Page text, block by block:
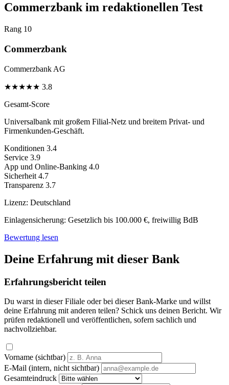
Commerzbank im redaktionellen Test
Rang 10
Commerzbank
Commerzbank AG
★★★★★ 3.8
Gesamt-Score
Universalbank mit großem Filial-Netz und breitem Privat- und
Firmenkunden-Geschäft.
Konditionen 3.4
Service 3.9
App und Online-Banking 4.0
Sicherheit 4.7
Transparenz 3.7
Lizenz: Deutschland
Einlagensicherung: Gesetzlich bis 100.000 €, freiwillig BdB
Bewertung lesen
Deine Erfahrung mit dieser Bank
Erfahrungsbericht teilen
Du warst in dieser Filiale oder bei dieser Bank-Marke und willst
deine Erfahrung mit anderen teilen? Schick uns deinen Bericht. Wir
prüfen redaktionell und veröffentlichen, sofern sachlich und
nachvollziehbar.
Vorname (sichtbar)
E-Mail (intern, nicht sichtbar)
Gesamteindruck